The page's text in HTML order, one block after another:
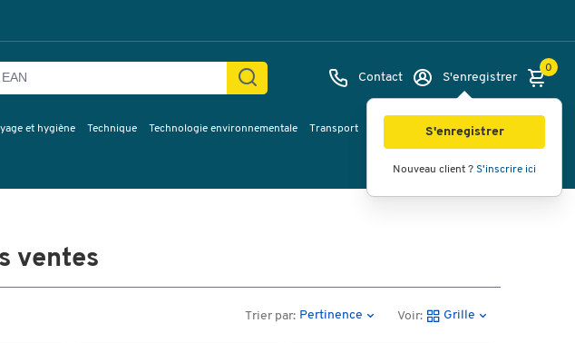
Contact S'enregistrer
S'enregistrer
Nouveau client ? S'inscrire ici
0
et hygiène Technique Technologie environnementale Transport Services & planification Inspiration
ventes
Trier par: Pertinence Voir: Grille